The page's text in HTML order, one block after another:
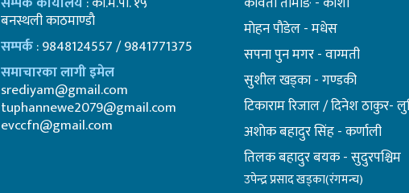
बनस्थली काठमाण्डाै
सम्पर्क: 9848124557 / 9841771375
समाचारका लागी इमेल
srediyam@gmail.com
tuphannewe2079@gmail.com
evccfn@gmail.com
माेहन पाैडेल - मधेस
सपना पुन मगर - वाग्मती
सुशील खड्का - गण्डकी
टिकाराम रिजाल / दिनेश ठाकुर-
अशाेक बहादुर सिंह - कर्णाली
तिलक बहादुर बयक - सुदुरपश्चिम
उपेन्द्र प्रसाद खड्का(रंगमन्च)